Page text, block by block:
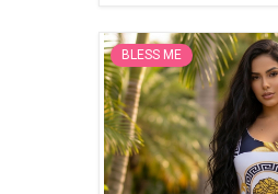
BLESS ME